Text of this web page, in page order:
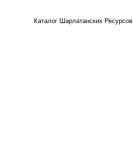
Каталог Шарлатанских Ресурсов